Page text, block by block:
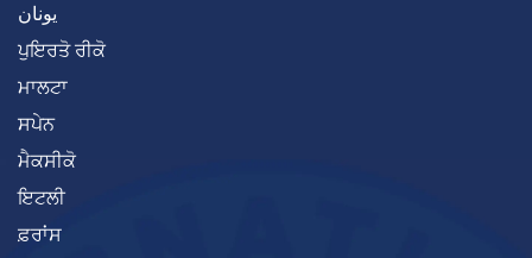
يونان
ਪੁਇਰਤੋ ਰੀਕੋ
ਮਾਲਟਾ
ਸਪੇਨ
ਮੈਕਸੀਕੋ
ਇਟਲੀ
ਫ਼ਰਾਂਸ